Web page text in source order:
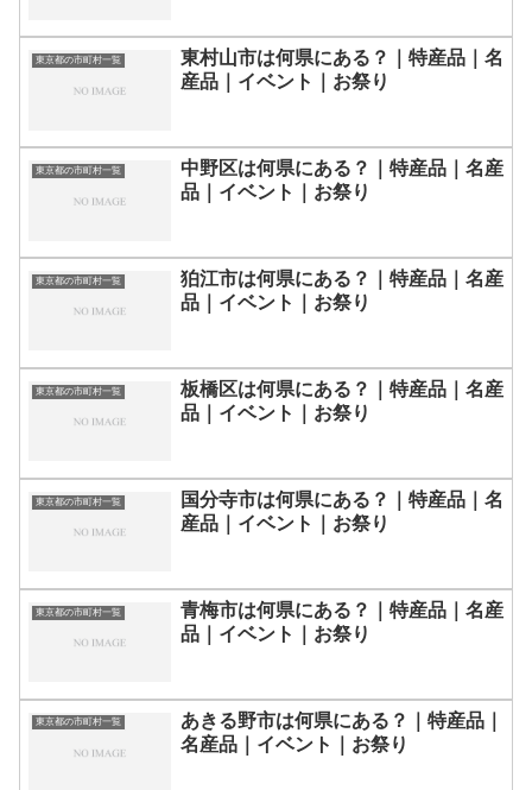
東京都の市町村一覧
東村山市は何県にある？｜特産品｜名
産品｜イベント｜お祭り
東京都の市町村一覧
中野区は何県にある？｜特産品｜名産
品｜イベント｜お祭り
東京都の市町村一覧
狛江市は何県にある？｜特産品｜名産
品｜イベント｜お祭り
東京都の市町村一覧
板橋区は何県にある？｜特産品｜名産
品｜イベント｜お祭り
東京都の市町村一覧
国分寺市は何県にある？｜特産品｜名
産品｜イベント｜お祭り
東京都の市町村一覧
青梅市は何県にある？｜特産品｜名産
品｜イベント｜お祭り
東京都の市町村一覧
あきる野市は何県にある？｜特産品｜
名産品｜イベント｜お祭り